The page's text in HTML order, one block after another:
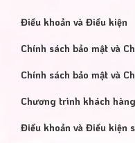
Điều khoản và Điều kiện
Chính sách bảo mật và
Chính sách bảo mật và
Chương trình khách
Điều khoản và Điều kiện